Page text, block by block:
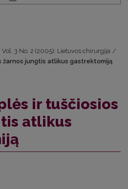
Vol. 3 No. 2 (2005): Lietuvos chirurgija /
žarnos jungtis atlikus gastrektomiją
ir tuščiosios
atlikus